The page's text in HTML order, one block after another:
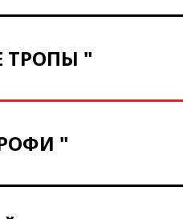
ТРОПЫ "
"